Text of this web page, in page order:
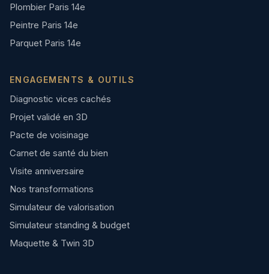
Plombier Paris 14e
Peintre Paris 14e
Parquet Paris 14e
ENGAGEMENTS & OUTILS
Diagnostic vices cachés
Projet validé en 3D
Pacte de voisinage
Carnet de santé du bien
Visite anniversaire
Nos transformations
Simulateur de valorisation
Simulateur standing & budget
Maquette & Twin 3D